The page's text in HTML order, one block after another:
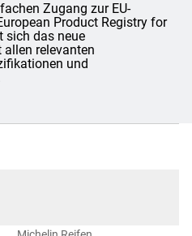
Zugang zur EU-
Product Registry for
sich das neue
relevanten
und